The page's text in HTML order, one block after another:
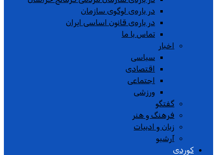
در باره‌ی لوگوی سازمان
در باره‌ی قانون اساسی ایران
تماس با ما
اخبار
سیاسی
اقتصادی
اجتماعی
ورزشی
گفتگو
فرهنگ و هنر
زبان و ادبیات
آرشیو
کوردی